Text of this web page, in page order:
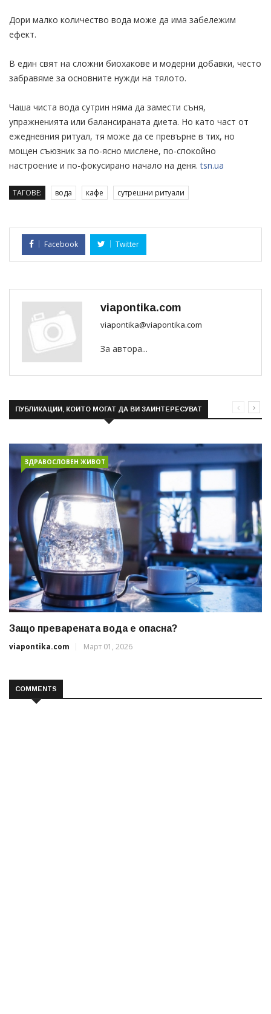
Дори малко количество вода може да има забележим
ефект.
В един свят на сложни биохакове и модерни добавки, често
забравяме за основните нужди на тялото.
Чаша чиста вода сутрин няма да замести съня,
упражненията или балансираната диета. Но като част от
ежедневния ритуал, тя може да се превърне в тих, но
мощен съюзник за по-ясно мислене, по-спокойно
настроение и по-фокусирано начало на деня.tsn.ua
ТАГОВЕ: вода кафе сутрешни ритуали
Facebook Twitter
viapontika.com
viapontika@viapontika.com
За автора...
ПУБЛИКАЦИИ, КОИТО МОГАТ ДА ВИ ЗАИНТЕРЕСУВАТ
ЗДРАВОСЛОВЕН ЖИВОТ
Защо преварената вода е опасна?
viapontika.com
Март 01, 2026
COMMENTS